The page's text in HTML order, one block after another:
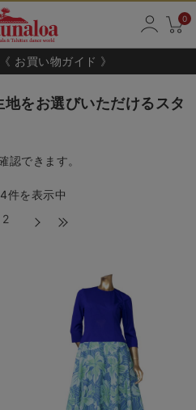
0
お買い物ガイド 》
地をお選びいただけるスタ
認できます。
件を表示中
2